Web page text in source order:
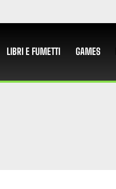
LIBRI E FUMETTI GAMES